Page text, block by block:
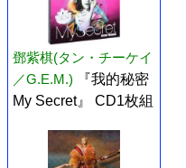
鄧紫棋(タン・チーケイ
／G.E.M.)
『我的秘密
My Secret』 CD1枚組